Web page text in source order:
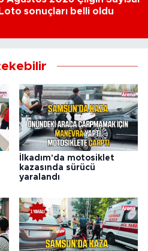
Loto sonuçları belli oldu
İlkadım'da motosiklet
kazasında sürücü
yaralandı